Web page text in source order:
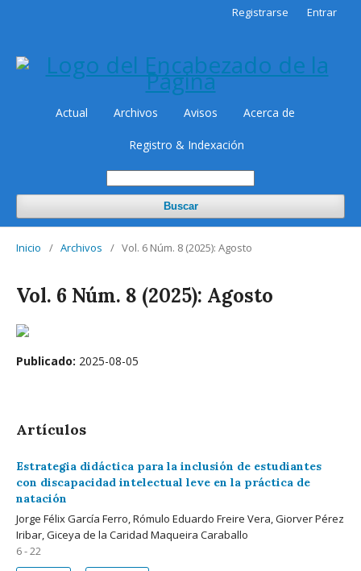
Actual Archivos Avisos Acerca de
Registro & Indexación
Buscar
Registrarse Entrar
Inicio / Archivos / Vol. 6 Núm. 8 (2025): Agosto
Vol. 6 Núm. 8 (2025): Agosto
Publicado: 2025-08-05
Artículos
Estrategia didáctica para la inclusión de estudiantes
con discapacidad intelectual leve en la práctica de
natación
Jorge Félix García Ferro, Rómulo Eduardo Freire Vera, Giorver Pérez
Iribar, Giceya de la Caridad Maqueira Caraballo
6 - 22